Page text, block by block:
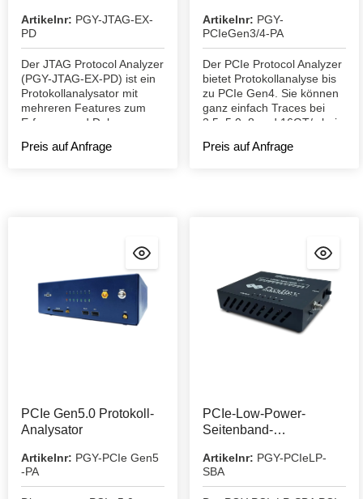
Artikelnr: PGY-JTAG-EX-
PD
Der JTAG Protocol Analyzer
(PGY-JTAG-EX-PD) ist ein
Protokollanalysator mit
mehreren Features zum
Erfassen und Debuggen
zwischen Host und dem
Preis auf Anfrage
Artikelnr: PGY-
PCIeGen3/4-PA
Der PCIe Protocol Analyzer
bietet Protokollanalyse bis
zu PCIe Gen4. Sie können
ganz einfach Traces bei
2,5, 5,0, 8 und 16GT/s bei
erfassen und aufzeichnen.
Preis auf Anfrage
PCIe Gen5.0 Protokoll-
Analysator
Artikelnr: PGY-PCIe Gen5
-PA
PCIe-Low-Power-
Seitenband-
Artikelnr: PGY-PCIeLP-
SBA